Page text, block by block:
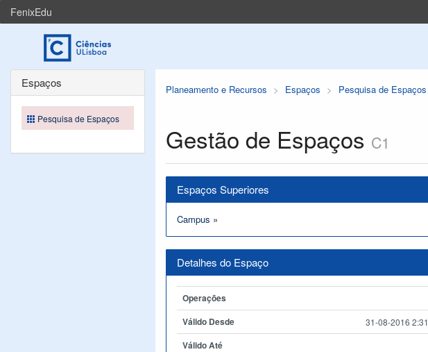
FenixEdu
Planeamento e Recursos Espaços Pesquisa de Espaços
Gestão de Espaços C1
Espaços Superiores
Campus »
Detalhes do Espaço
Operações
Válido Desde
31-08-2016 2:31
Válido Até
Espaços
Pesquisa de Espaços